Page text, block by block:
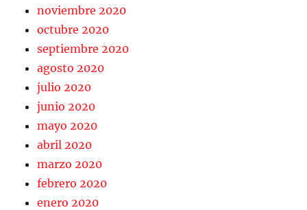
noviembre 2020
octubre 2020
septiembre 2020
agosto 2020
julio 2020
junio 2020
mayo 2020
abril 2020
marzo 2020
febrero 2020
enero 2020